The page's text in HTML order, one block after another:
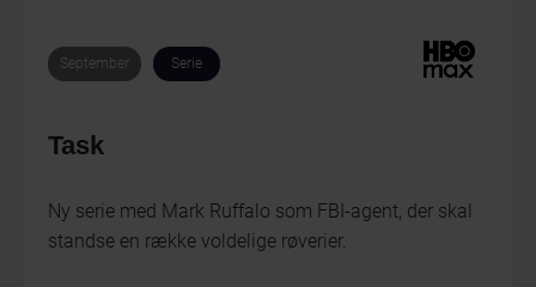
September Serie
Task
Ny serie med Mark Ruffalo som FBI-agent, der skal
standse en række voldelige røverier.